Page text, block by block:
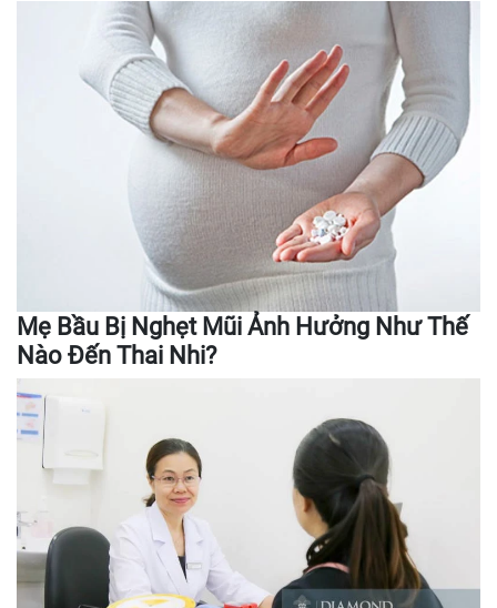
Mẹ Bầu Bị Nghẹt Mũi Ảnh Hưởng Như Thế
Nào Đến Thai Nhi?